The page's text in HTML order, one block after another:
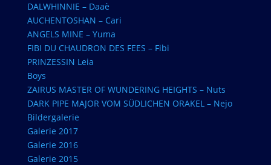
DALWHINNIE – Daaè
AUCHENTOSHAN – Cari
ANGELS MINE – Yuma
FIBI DU CHAUDRON DES FEES – Fibi
PRINZESSIN Leia
Boys
ZAIRUS MASTER OF WUNDERING HEIGHTS – Nuts
DARK PIPE MAJOR VOM SÜDLICHEN ORAKEL – Nejo
Bildergalerie
Galerie 2017
Galerie 2016
Galerie 2015